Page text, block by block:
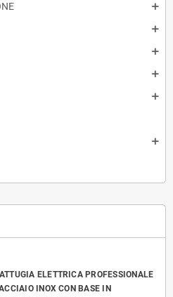
ELETTRICA PROFESSIONALE
ACCIAIO INOX CON BASE IN